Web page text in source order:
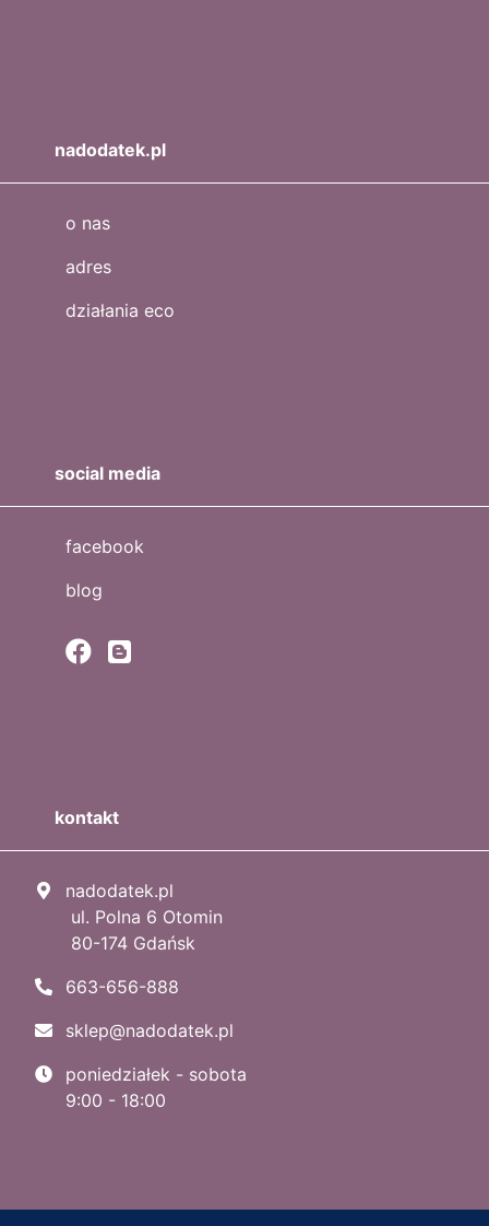
nadodatek.pl
o nas
adres
działania eco
social media
facebook
blog
kontakt
nadodatek.pl
ul. Polna 6 Otomin
80-174 Gdańsk
663-656-888
sklep@nadodatek.pl
poniedziałek - sobota
9:00 - 18:00